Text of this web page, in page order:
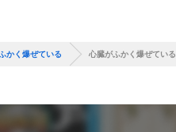
かく爆ぜている 心臓がふかく爆ぜている